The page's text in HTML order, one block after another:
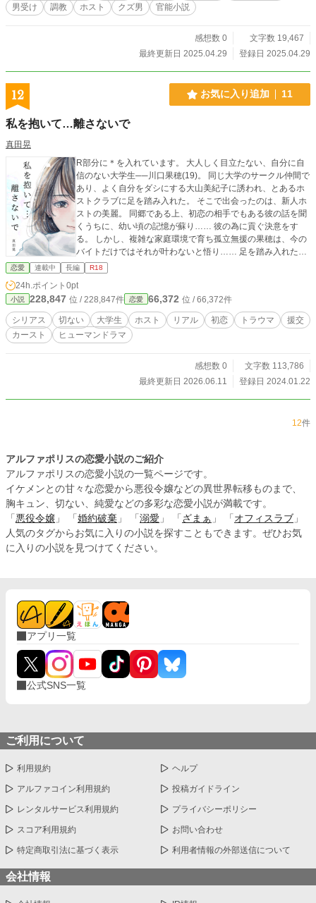
男受け
調教 ホスト クズ男 官能小説
感想数 0
文字数 19,467
最終更新日 2025.04.29
登録日 2025.04.29
12 お気に入り追加 11
私を抱いて…離さないで
真田晃
R部分に＊を入れています。 大人しく目立たない、自分に自
信のない大学生──川口果穂(19)。 同じ大学のサークル仲間で
あり、よく自分をダシにする大山美紀子に誘われ、とあるホ
ストクラブに足を踏み入れた。 そこで出会ったのは、新人ホ
ストの美麗。 同郷である上、初恋の相手でもある彼の話を聞
くうちに、幼い頃の記憶が蘇り…… 彼の為に貢ぐ決意をす
る。 しかし、複雑な家庭環境で育ち孤立無援の果穂は、今の
バイトだけではそれが叶わないと悟り…… 足を踏み入れたの
は、『援交』という道だった── ◇◇ この物語はフィクショ
ンです。 登場する人物・団体・名称等は架空であり、実在の
人物・団体・名称等とは一切関係ありません。 また法律・法
令に反する行為を容認・推奨するものではありません。
恋愛 連載中 長編 R18
24h.ポイント 0pt
小説 228,847 位 / 228,847件 恋愛 66,372 位 / 66,372件
シリアス 切ない 大学生 ホスト リアル 初恋 トラウマ
援交
カースト
ヒューマンドラマ
感想数 0
文字数 113,786
最終更新日 2026.06.11
登録日 2024.01.22
12件
アルファポリスの恋愛小説のご紹介
アルファポリスの恋愛小説の一覧ページです。
イケメンとの甘々な恋愛から悪役令嬢などの異世界転移ものまで、
胸キュン、切ない、純愛などの多彩な恋愛小説が満載です。
「 悪役令嬢 」 「 婚約破棄 」 「 溺愛 」 「 ざまぁ 」 「 オフィスラブ 」
人気のタグからお気に入りの小説を探すこともできます。ぜひお気
に入りの小説を見つけてください。
アプリ一覧
公式SNS一覧
ご利用について
利用規約 ヘルプ
アルファコイン利用規約 投稿ガイドライン
レンタルサービス利用規約 プライバシーポリシー
スコア利用規約 お問い合わせ
特定商取引法に基づく表示 利用者情報の外部送信について
会社情報